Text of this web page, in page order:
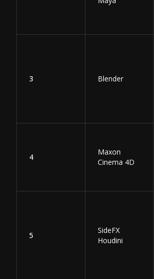
3 Blender
4
Maxon
Cinema 4D
5
SideFX
Houdini